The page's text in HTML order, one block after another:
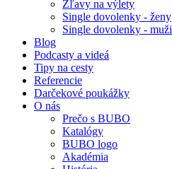
Zľavy na výlety
Single dovolenky - ženy
Single dovolenky - muži
Blog
Podcasty a videá
Tipy na cesty
Referencie
Darčekové poukážky
O nás
Prečo s BUBO
Katalógy
BUBO logo
Akadémia